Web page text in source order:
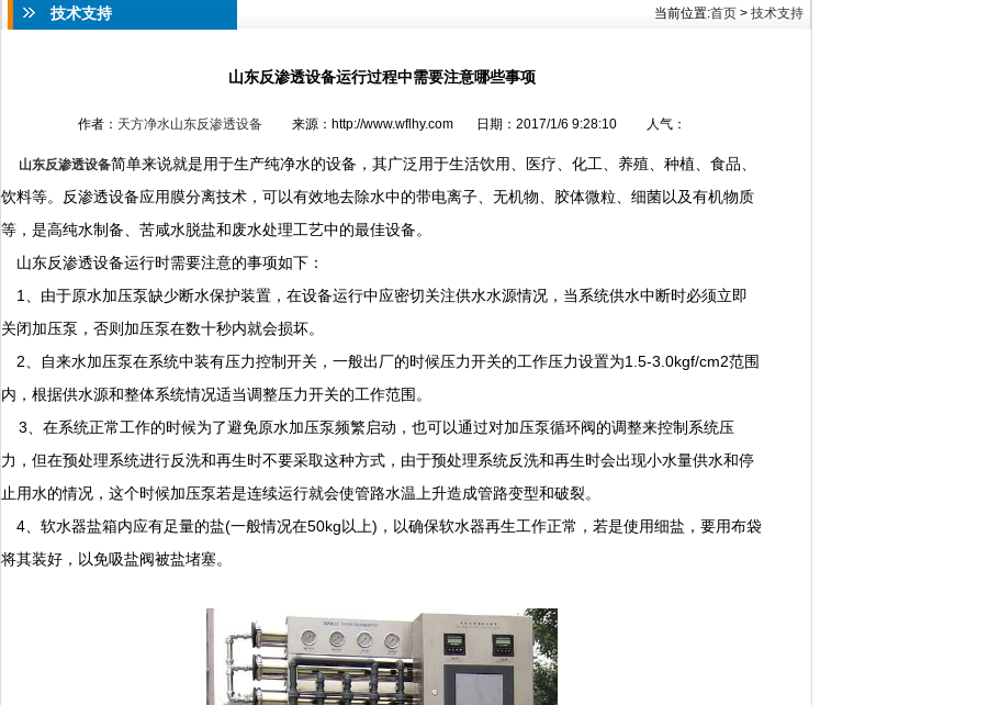
技术支持 当前位置:首页 > 技术支持
山东反渗透设备运行过程中需要注意哪些事项
作者： 天方净水山东反渗透设备来源：http://www.wflhy.com 日期：2017/1/6 9:28:10 人气：
山东反渗透设备简单来说就是用于生产纯净水的设备，其广泛用于生活饮用、医疗、化工、养殖、种植、食品、
饮料等。反渗透设备应用膜分离技术，可以有效地去除水中的带电离子、无机物、胶体微粒、细菌以及有机物质
等，是高纯水制备、苦咸水脱盐和废水处理工艺中的最佳设备。
山东反渗透设备运行时需要注意的事项如下：
1、由于原水加压泵缺少断水保护装置，在设备运行中应密切关注供水水源情况，当系统供水中断时必须立即
关闭加压泵，否则加压泵在数十秒内就会损坏。
2、自来水加压泵在系统中装有压力控制开关，一般出厂的时候压力开关的工作压力设置为1.5-3.0kgf/cm2范围
内，根据供水源和整体系统情况适当调整压力开关的工作范围。
3、在系统正常工作的时候为了避免原水加压泵频繁启动，也可以通过对加压泵循环阀的调整来控制系统压
力，但在预处理系统进行反洗和再生时不要采取这种方式，由于预处理系统反洗和再生时会出现小水量供水和停
止用水的情况，这个时候加压泵若是连续运行就会使管路水温上升造成管路变型和破裂。
4、软水器盐箱内应有足量的盐(一般情况在50kg以上)，以确保软水器再生工作正常，若是使用细盐，要用布袋
将其装好，以免吸盐阀被盐堵塞。